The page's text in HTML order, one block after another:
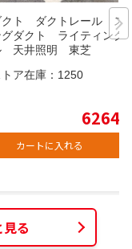
クト ダクトレール ス
グダクト ライティング
天井照明 東芝
ア在庫： 1250
6264
カートに入れる
る